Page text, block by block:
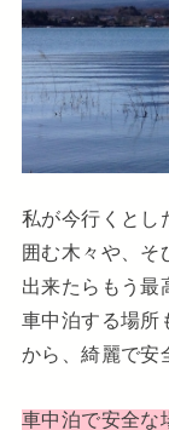
私が今行くとし
囲む木々や、そ
出来たらもう最
車中泊する場所
から、綺麗で安
車中泊で安全な